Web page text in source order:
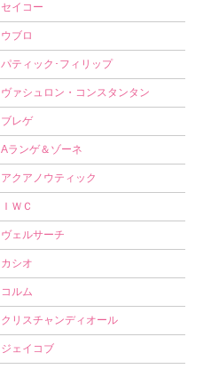
セイコー
ウブロ
パティック･フィリップ
ヴァシュロン・コンスタンタン
ブレゲ
Aランゲ＆ゾーネ
アクアノウティック
ＩＷＣ
ヴェルサーチ
カシオ
コルム
クリスチャンディオール
ジェイコブ